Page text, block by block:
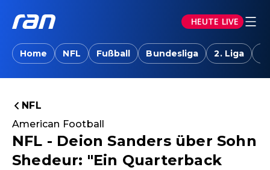
HEUTE LIVE
Home NFL Fußball Bundesliga 2. Liga
NFL
American Football
NFL - Deion Sanders über Sohn
Shedeur: "Ein Quarterback